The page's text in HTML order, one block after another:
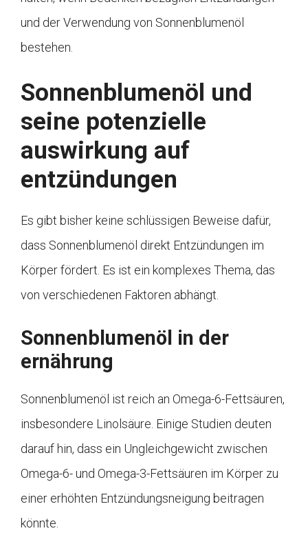
und der Verwendung von Sonnenblumenöl
bestehen.
Sonnenblumenöl und
seine potenzielle
auswirkung auf
entzündungen
Es gibt bisher keine schlüssigen Beweise dafür,
dass Sonnenblumenöl direkt Entzündungen im
Körper fördert. Es ist ein komplexes Thema, das
von verschiedenen Faktoren abhängt.
Sonnenblumenöl in der
ernährung
Sonnenblumenöl ist reich an Omega-6-Fettsäuren,
insbesondere Linolsäure. Einige Studien deuten
darauf hin, dass ein Ungleichgewicht zwischen
Omega-6- und Omega-3-Fettsäuren im Körper zu
einer erhöhten Entzündungsneigung beitragen
könnte.